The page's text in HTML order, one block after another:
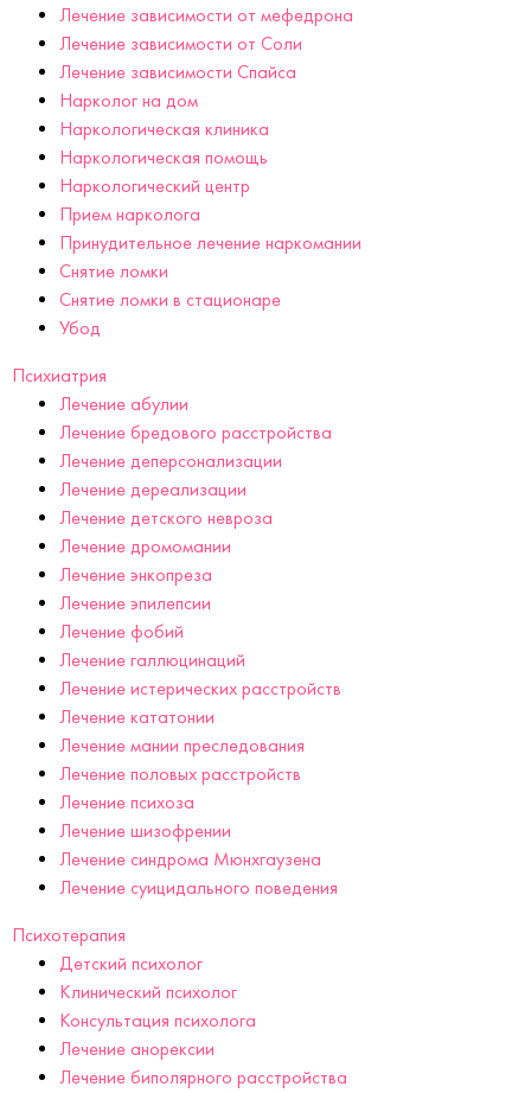
Лечение зависимости от мефедрона
Лечение зависимости от Соли
Лечение зависимости Спайса
Нарколог на дом
Наркологическая клиника
Наркологическая помощь
Наркологический центр
Прием нарколога
Принудительное лечение наркомании
Снятие ломки
Снятие ломки в стационаре
Убод
Психиатрия
Лечение абулии
Лечение бредового расстройства
Лечение деперсонализации
Лечение дереализации
Лечение детского невроза
Лечение дромомании
Лечение энкопреза
Лечение эпилепсии
Лечение фобий
Лечение галлюцинаций
Лечение истерических расстройств
Лечение кататонии
Лечение мании преследования
Лечение половых расстройств
Лечение психоза
Лечение шизофрении
Лечение синдрома Мюнхгаузена
Лечение суицидального поведения
Психотерапия
Детский психолог
Клинический психолог
Консультация психолога
Лечение анорексии
Лечение биполярного расстройства